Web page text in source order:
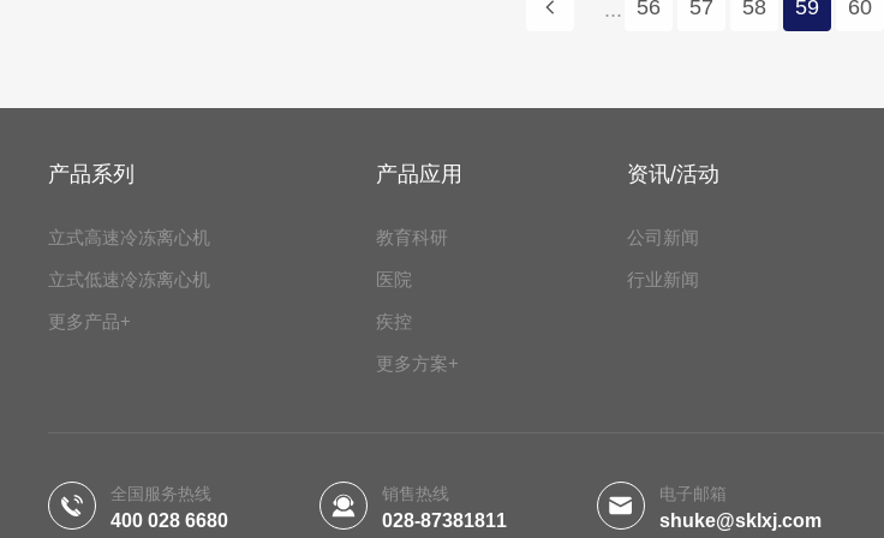
... 56 57 58 59 60
产品系列
立式高速冷冻离心机
立式低速冷冻离心机
更多产品+
产品应用
教育科研
医院
疾控
更多方案+
资讯/活动
公司新闻
行业新闻
全国服务热线
400 028 6680
销售热线
028-87381811
电子邮箱
shuke@sklxj.com